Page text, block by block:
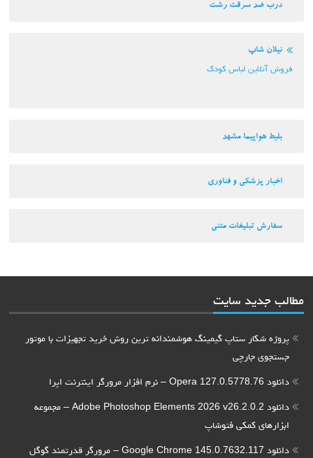
درب ضد سرقت رشت
نیلان شاپ
فروش آنلاین لباس کودک
بلیط هواپیما مشهد
اخبار پزشکی و فناوری
سفارش تبلیغات متنی
مطالب جدید سایت
پروژه شکار ستاپ گیمینگ هوشمندانه ترین روش خرید تجهیزات با موتور
جستجوی جارچی
دانلود Opera 127.0.5778.76 – نرم افزار مرورگر اینترنت اپرا
دانلود Adobe Photoshop Elements 2026 v26.2.0.2 – مجموعه
ابزارهای کمکی فتوشاپ
دانلود Google Chrome 145.0.7632.117 – مرورگر قدرتمند گوگل